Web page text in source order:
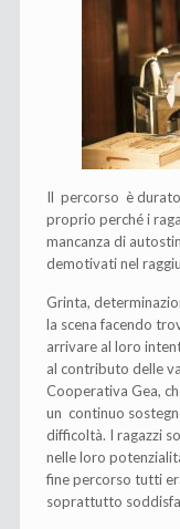
Il percorso è
proprio perché i
mancanza di
demotivati nel
Grinta,
la scena facendo
arrivare al loro
al contributo delle
Cooperativa Gea,
un continuo
difficoltà. I ragazzi
nelle loro
fine percorso tutti
soprattutto